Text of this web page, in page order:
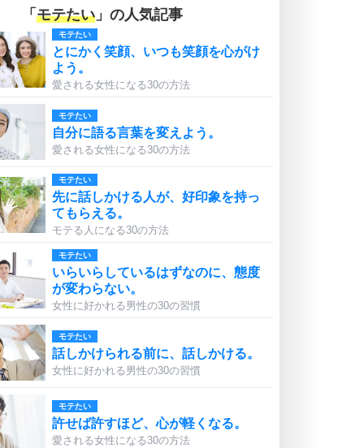
「 モテたい 」の人気記事
モテたい
とにかく笑顔、いつも笑顔を心がけ
よう。
愛される女性になる30の方法
モテたい
自分に語る言葉を変えよう。
愛される女性になる30の方法
モテたい
先に話しかける人が、好印象を持っ
てもらえる。
モテる人になる30の方法
モテたい
いらいらしているはずなのに、態度
が変わらない。
女性に好かれる男性の30の習慣
モテたい
話しかけられる前に、話しかける。
女性に好かれる男性の30の習慣
モテたい
許せば許すほど、心が軽くなる。
愛される女性になる30の方法